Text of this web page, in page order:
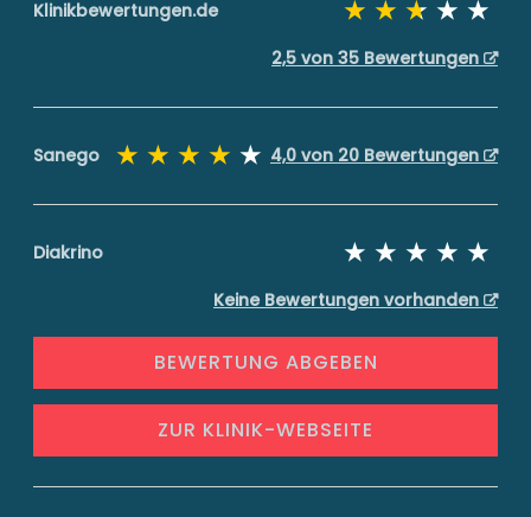
Klinikbewertungen.de
2,5 von 35 Bewertungen
Sanego 4,0 von 20 Bewertungen
Diakrino
Keine Bewertungen vorhanden
BEWERTUNG ABGEBEN
ZUR KLINIK-WEBSEITE